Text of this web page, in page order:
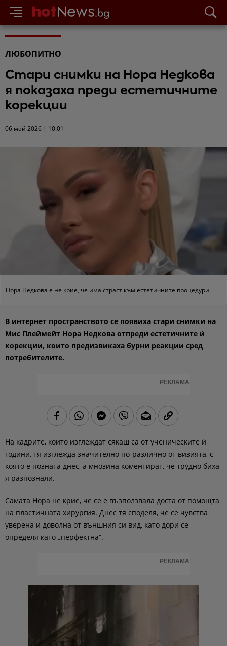
ЛЮБОПИТНО
Стари снимки на Нора Недкова
я показаха преди естетичните
корекции
06 май 2026 | 10:01
Нора Недкова е не крие, че има страст към естетичните процедури.
В интернет пространството се появиха стари снимки на
Мис Плеймейт Нора Недкова отпреди естетичните ѝ
корекции, които предизвикаха бурни реакции сред
потребителите.
РЕКЛАМА
На кадрите, които изглеждат сякаш са от ученическите ѝ
години, тя изглежда значително по-различно от визията, с
която е позната днес, а мнозина коментират, че трудно биха
я разпознали.
Самата Нора не крие, че се е възползвала доста от помощта
на пластичната хирургия. Днес тя споделя, че се чувства
уверена и доволна от външния си вид, като дори се
определя като „перфектна“.
РЕКЛАМА